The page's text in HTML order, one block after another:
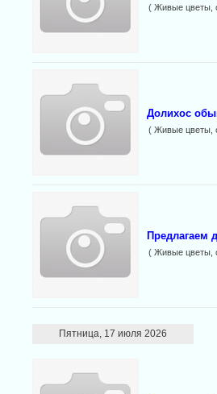
( Живые цветы,
Долихос
( Живые цветы,
Предлагаем
( Живые цветы,
Пятница, 17 июля 2026